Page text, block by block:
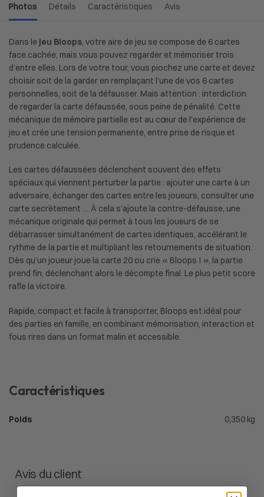
Photos Détails Caractéristiques Avis
Dans le jeu Bloops, votre aire de jeu se compose de 6 cartes
face cachée, mais vous pouvez regarder et mémoriser trois
d’entre elles. Lors de votre tour, vous piochez une carte et devez
choisir soit de la garder en remplaçant l’une de vos 6 cartes
personnelles, soit de la défausser. Mais attention : interdiction
de regarder la carte défaussée, sous peine de pénalité. Cette
mécanique de mémoire partielle est au cœur de l’expérience de
jeu et crée une tension permanente, entre prise de risque et
prudence calculée.
Les cartes défaussées déclenchent souvent des effets
spéciaux qui viennent perturber la partie : ajouter une carte à un
adversaire, échanger des cartes entre les joueurs, consulter une
carte secrètement … À cela s’ajoute la contre-défausse, une
mécanique originale qui permet à tous les joueurs de se
débarrasser simultanément de cartes identiques, accélérant le
rythme de la partie et multipliant les retournements de situation.
Dès qu’un joueur joue la carte 20 ou crie « Bloops ! », la partie
prend fin, déclenchant alors le décompte final. Le plus petit score
rafle la victoire.
Rapide, compact et facile à transporter, Bloops est idéal pour
des parties en famille, en combinant mémorisation, interaction et
fous rires dans un format malin et accessible.
Caractéristiques
Poids 0,350 kg
Avis du client